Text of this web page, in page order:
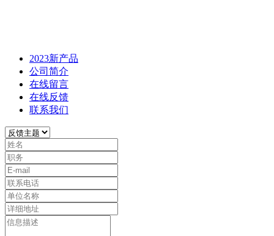
2023新产品
公司简介
在线留言
在线反馈
联系我们